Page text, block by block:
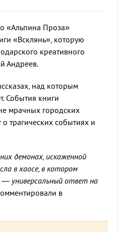
«Альпина Проза»
«Всклянь», которую
креативного
Андреев.
над которым
События книги
мрачных городских
трагических событиях и
демонах, искаженной
в хаосе, в котором
— универсальный ответ на
в